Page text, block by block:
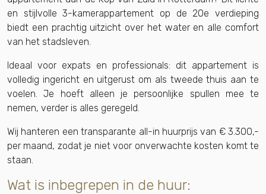
en stijlvolle 3-kamerappartement op de 20e verdieping
biedt een prachtig uitzicht over het water en alle comfort
van het stadsleven.
Ideaal voor expats en professionals: dit appartement is
volledig ingericht en uitgerust om als tweede thuis aan te
voelen. Je hoeft alleen je persoonlijke spullen mee te
nemen, verder is alles geregeld.
Wij hanteren een transparante all-in huurprijs van € 3.300,-
per maand, zodat je niet voor onverwachte kosten komt te
staan.
Wat is inbegrepen in de huur: